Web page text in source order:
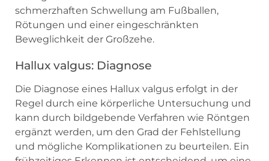
schmerzhaften Schwellung am Fußballen,
Rötungen und einer eingeschränkten
Beweglichkeit der Großzehe.
Hallux valgus: Diagnose
Die Diagnose eines Hallux valgus erfolgt in der
Regel durch eine körperliche Untersuchung und
kann durch bildgebende Verfahren wie Röntgen
ergänzt werden, um den Grad der Fehlstellung
und mögliche Komplikationen zu beurteilen. Ein